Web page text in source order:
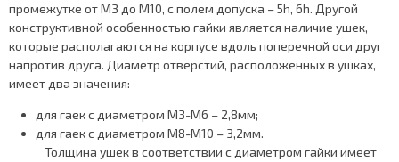
промежутке от М3 до М10, с полем допуска – 5h, 6h. Другой
конструктивной особенностью гайки является наличие ушек,
которые располагаются на корпусе вдоль поперечной оси друг
напротив друга. Диаметр отверстий, расположенных в ушках,
имеет два значения:
для гаек с диаметром М3-М6 – 2,8мм;
для гаек с диаметром М8-М10 – 3,2мм.
Толщина ушек в соответствии с диаметром гайки имеет